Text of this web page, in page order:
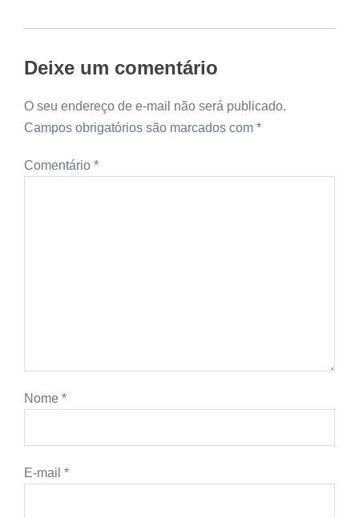
Deixe um comentário
O seu endereço de e-mail não será publicado.
Campos obrigatórios são marcados com *
Comentário *
Nome *
E-mail *